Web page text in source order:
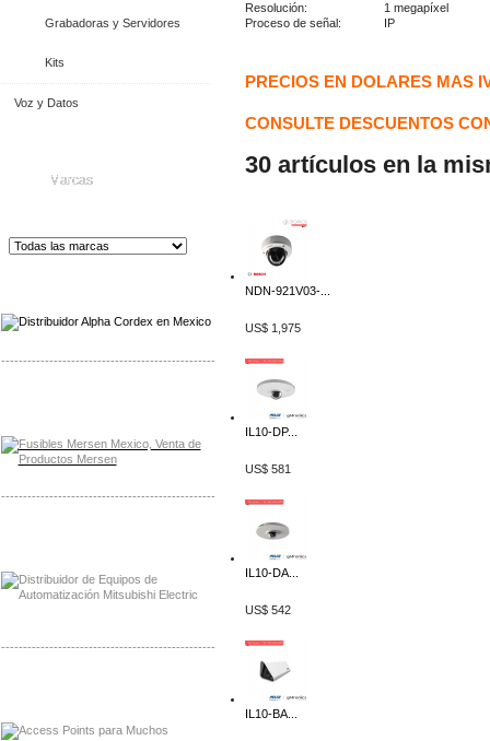
Grabadoras y Servidores
Kits
Voz y Datos
Marcas
-------------------------------------------------
-------------------------------------------------
-------------------------------------------------
Resolución:
1 megapíxel
Proceso de señal:
IP
PRECIOS EN DOLARES MAS
CONSULTE DESCUENTOS
30 artículos en la
NDN-921V03-...
US$ 1,975
IL10-DP...
US$ 581
IL10-DA...
US$ 542
IL10-BA...